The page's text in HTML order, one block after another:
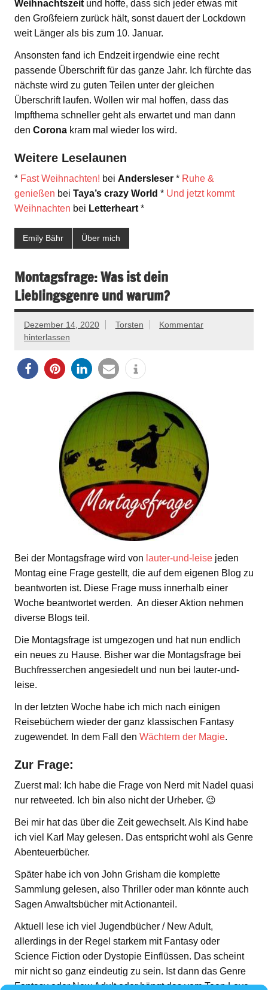
Weihnachtszeit und hoffe, dass sich jeder etwas mit
den Großfeiern zurück hält, sonst dauert der Lockdown
weit Länger als bis zum 10. Januar.
Ansonsten fand ich Endzeit irgendwie eine recht
passende Überschrift für das ganze Jahr. Ich fürchte das
nächste wird zu guten Teilen unter der gleichen
Überschrift laufen. Wollen wir mal hoffen, dass das
Impfthema schneller geht als erwartet und man dann
den Corona kram mal wieder los wird.
Weitere Leselaunen
* Fast Weihnachten! bei Andersleser * Ruhe &
genießen bei Taya’s crazy World * Und jetzt kommt
Weihnachten bei Letterheart *
Emily Bähr Über mich
Montagsfrage: Was ist dein
Lieblingsgenre und warum?
Dezember 14, 2020 Torsten
Kommentar
hinterlassen
Bei der Montagsfrage wird von lauter-und-leise jeden
Montag eine Frage gestellt, die auf dem eigenen Blog zu
beantworten ist. Diese Frage muss innerhalb einer
Woche beantwortet werden. An dieser Aktion nehmen
diverse Blogs teil.
Die Montagsfrage ist umgezogen und hat nun endlich
ein neues zu Hause. Bisher war die Montagsfrage bei
Buchfresserchen angesiedelt und nun bei lauter-und-
leise.
In der letzten Woche habe ich mich nach einigen
Reisebüchern wieder der ganz klassischen Fantasy
zugewendet. In dem Fall den Wächtern der Magie.
Zur Frage:
Zuerst mal: Ich habe die Frage von Nerd mit Nadel quasi
nur retweeted. Ich bin also nicht der Urheber. 😉
Bei mir hat das über die Zeit gewechselt. Als Kind habe
ich viel Karl May gelesen. Das entspricht wohl als Genre
Abenteuerbücher.
Später habe ich von John Grisham die komplette
Sammlung gelesen, also Thriller oder man könnte auch
Sagen Anwaltsbücher mit Actionanteil.
Aktuell lese ich viel Jugendbücher / New Adult,
allerdings in der Regel starkem mit Fantasy oder
Science Fiction oder Dystopie Einflüssen. Das scheint
mir nicht so ganz eindeutig zu sein. Ist dann das Genre
Fantasy oder New Adult oder hängt das vom Teen Love